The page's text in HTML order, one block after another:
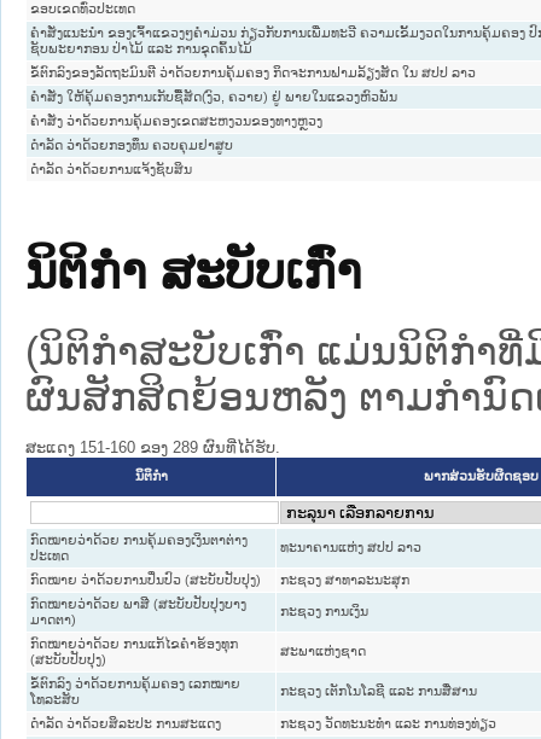
ຂອບເຂດທົ່ວປະເທດ
ຄໍາສັ່ງແນະນໍາ ຂອງເຈົ້າແຂວງໆຄໍາມ່ວນ ກ່ຽວກັບການເພີ່ມທະວີ ຄວາມເຂັ້ມງວດໃນການຄຸ້ມຄອງ
ຊັບພະຍາກອນ ປ່າໄມ້ ແລະ ການຂຸດຄົ້ນໄມ້
ຂໍ້ຕົກລົງຂອງລັດຖະມົນຕີ ວ່າດ້ວຍການຄຸ້ມຄອງ ກິດຈະການຟາມລ້ຽງສັດ ໃນ ສປປ ລາວ
ຄຳສັ່ງ ໃຫ້ຄຸ້ມຄອງການເກັບຊື້ສັດ(ງົວ, ຄວາຍ) ຢູ່ ພາຍໃນແຂວງຫົວພັນ
ຄຳສັ່ງ ວ່າດ້ວຍການຄຸ້ມຄອງເຂດສະຫງວນຂອງທາງຫຼວງ
ດຳລັດ ວ່າດ້ວຍກອງທຶນ ຄວບຄຸມຢາສູບ
ດຳລັດ ວ່າດ້ວຍການແຈ້ງຊັບສິນ
ນິຕິກໍາ ສະບັບເກົ່າ
(ນິຕິກໍາສະບັບເກົ່າ ແມ່ນນິຕິກໍາ
ຜົນສັກສິດຍ້ອນຫລັງ ຕາມກໍານົດ
ສະແດງ 151-160 ຂອງ 289 ຜົນທີ່ໄດ້ຮັບ.
ນິຕິກໍາ ພາກສ່ວນຮັບຜິດຊອບ
ກົດໝາຍວ່າດ້ວຍ ການຄຸ້ມຄອງເງິນຕາຕ່າງ
ປະເທດ
ທະນາຄານແຫ່ງ ສປປ ລາວ
ກົດໝາຍ ວ່າດ້ວຍການປິ່ນປົວ (ສະບັບປັບປຸງ)
ກະຊວງ ສາທາລະນະສຸກ
ກົດໝາຍວ່າດ້ວຍ ພາສີ (ສະບັບປັບປຸງບາງ
ມາດຕາ)
ກະຊວງ ການເງິນ
ກົດໝາຍວ່າດ້ວຍ ການແກ້ໄຂຄຳຮ້ອງທຸກ
(ສະບັບປັບປຸງ)
ສະພາແຫ່ງຊາດ
ຂໍ້ຕົກລົງ ວ່າດ້ວຍການຄຸ້ມຄອງ ເລກໝາຍ
ໂທລະສັບ
ກະຊວງ ເຕັກໂນໂລຊີ ແລະ ການສື່ສານ
ດຳລັດ ວ່າດ້ວຍສິລະປະ ການສະແດງ
ກະຊວງ ວັດທະນະທຳ ແລະ ການທ່ອງທ່ຽວ